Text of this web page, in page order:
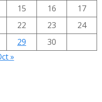
15 16
17
22 23
24
29
30
»